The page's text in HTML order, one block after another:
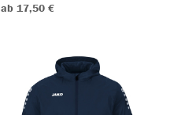
ab 17,50 €